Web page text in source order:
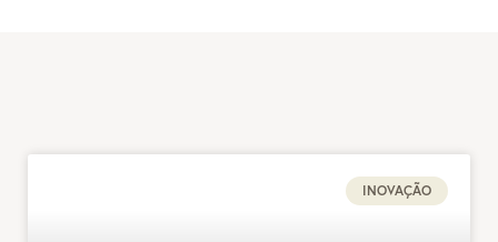
INOVAÇÃO